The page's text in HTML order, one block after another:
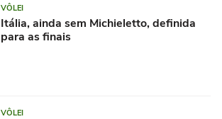
VÔLEI
Itália, ainda sem Michieletto, definida
para as finais
VÔLEI